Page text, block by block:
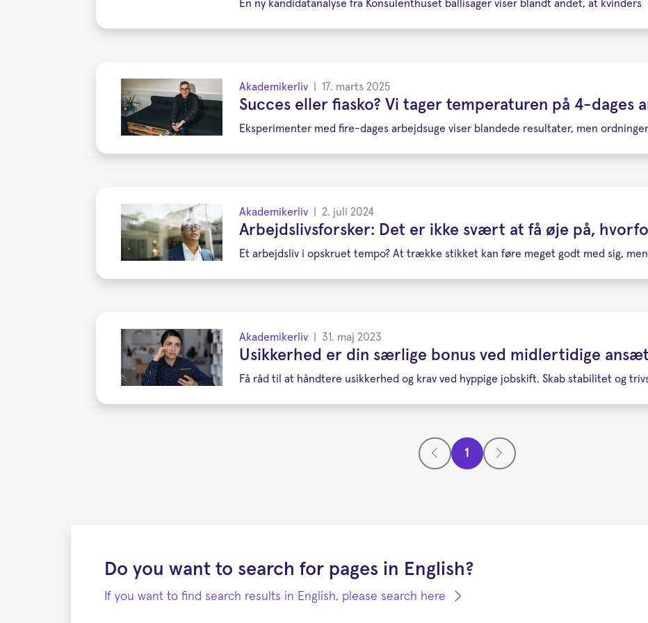
En ny kandidatanalyse fra Konsulenthuset ballisager viser blandt andet, at kvinders
Akademikerliv 17. marts 2025
Succes eller fiasko? Vi tager temperaturen på 4-dages
Eksperimenter med fire-dages arbejdsuge viser blandede resultater, men
Akademikerliv 2. juli 2024
Arbejdslivsforsker: Det er ikke svært at få øje på,
Et arbejdsliv i opskruet tempo? At trække stikket kan føre meget godt med sig,
Akademikerliv 31. maj 2023
Usikkerhed er din særlige bonus ved midlertidige
Få råd til at håndtere usikkerhed og krav ved hyppige jobskift. Skab stabilitet og
1
Do you want to search for pages in English?
If you want to find search results in English, please search here